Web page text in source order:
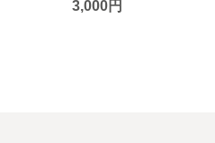
3,000円